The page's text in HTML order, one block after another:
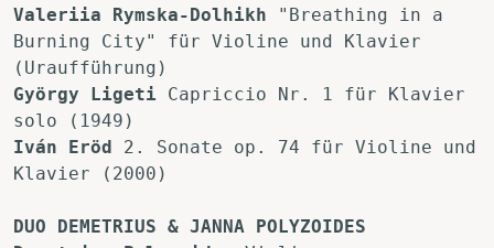
Valeriia Rymska-Dolhikh "Breathing in a
Burning City" für Violine und Klavier
(Uraufführung)
György Ligeti Capriccio Nr. 1 für Klavier
solo (1949)
Iván Eröd 2. Sonate op. 74 für Violine und
Klavier (2000)
DUO DEMETRIUS & JANNA POLYZOIDES